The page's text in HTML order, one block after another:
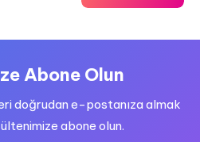
Abone Olun
doğrudan e-postanıza almak
abone olun.